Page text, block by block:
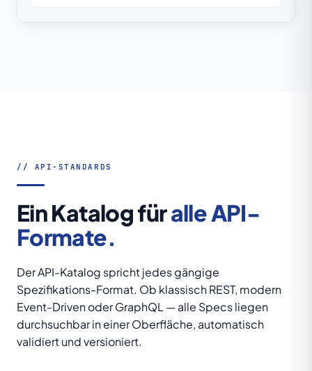
// API-STANDARDS
Ein Katalog füralle API-
Formate.
Der API-Katalog spricht jedes gängige
Spezifikations-Format. Ob klassisch REST, modern
Event-Driven oder GraphQL — alle Specs liegen
durchsuchbar in einer Oberfläche, automatisch
validiert und versioniert.